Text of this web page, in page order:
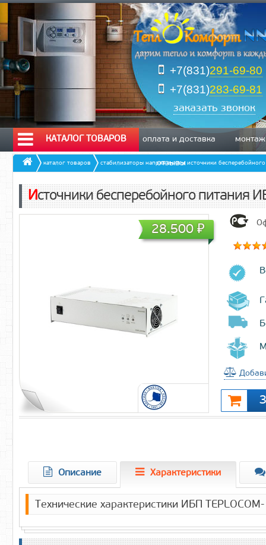
+7(831)291-69-80
+7(831)283-69-81
заказать звонок
КАТАЛОГ ТОВАРОВ оплата и доставка монтаж
отзывы
каталог товаров стабилизаторы напряжения и источники
Источники бесперебойного питания
28.500₽
Описание Характеристики
Технические характеристики ИБП